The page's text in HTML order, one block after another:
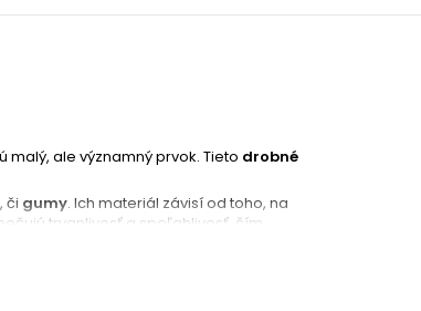
ale významný prvok. Tieto drobné
, či gumy. Ich materiál závisí od toho, na
trvanlivosť a spoľahlivosť, čím